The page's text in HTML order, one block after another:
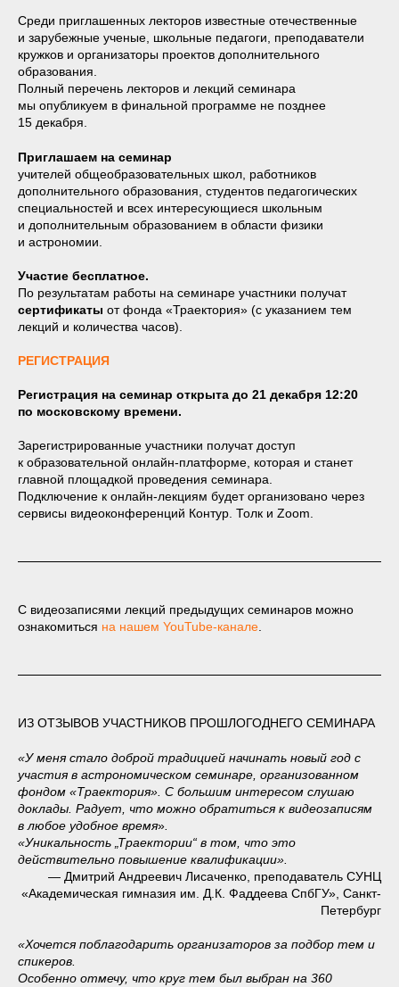
Среди приглашенных лекторов известные отечественные
и зарубежные ученые, школьные педагоги, преподаватели
кружков и организаторы проектов дополнительного
образования.
Полный перечень лекторов и лекций семинара
мы опубликуем в финальной программе не позднее
15 декабря.
Приглашаем на семинар
учителей общеобразовательных школ, работников
дополнительного образования, студентов педагогических
специальностей и всех интересующиеся школьным
и дополнительным образованием в области физики
и астрономии.
Участие бесплатное.
По результатам работы на семинаре участники получат
сертификаты от фонда «Траектория» (с указанием тем
лекций и количества часов).
РЕГИСТРАЦИЯ
Регистрация на семинар открыта до 21 декабря 12:20
по московскому времени.
Зарегистрированные участники получат доступ
к образовательной онлайн-платформе, которая и станет
главной площадкой проведения семинара.
Подключение к онлайн-лекциям будет организовано через
сервисы видеоконференций Контур. Толк и Zoom.
С видеозаписями лекций предыдущих семинаров можно
ознакомиться на нашем YouTube-канале
ИЗ ОТЗЫВОВ УЧАСТНИКОВ ПРОШЛОГОДНЕГО СЕМИНАРА
«У меня стало доброй традицией начинать новый год с
участия в астрономическом семинаре, организованном
фондом «Траектория». С большим интересом слушаю
доклады. Радует, что можно обратиться к видеозаписям
в любое удобное время»
«Уникальность „Траектории“ в том, что это
действительно повышение квалификации».
— Дмитрий Андреевич Лисаченко, преподаватель СУНЦ
«Академическая гимназия им. Д.К. Фаддеева СпбГУ», Санкт-
Петербург
«Хочется поблагодарить организаторов за подбор тем и
спикеров.
Особенно отмечу, что круг тем был выбран на 360